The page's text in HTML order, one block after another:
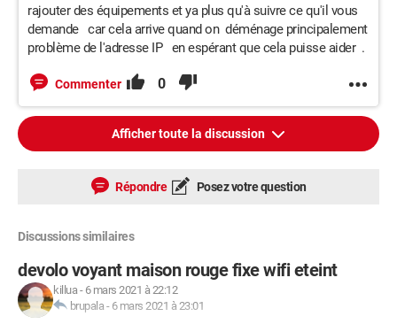
rajouter des équipements et ya plus qu'à suivre ce qu'il vous
demande car cela arrive quand on déménage principalement
problème de l'adresse IP en espérant que cela puisse aider .
Commenter 0
Afficher toute la discussion
Répondre Posez votre question
Discussions similaires
devolo voyant maison rouge fixe wifi eteint
killua- 6 mars 2021 à 22:12
brupala - 6 mars 2021 à 23:01